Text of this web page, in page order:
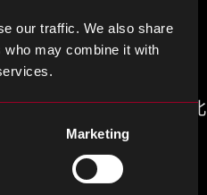
our traffic. We also share
may combine it with
Marketing
775,300美元）的罚款。
进一步的限制，以回应北